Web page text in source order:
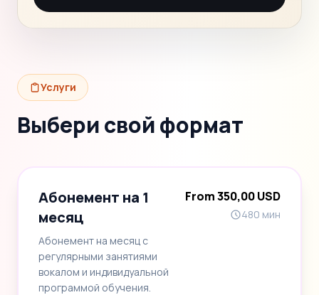
Услуги
Выбери свой формат
Абонемент на 1
месяц
Абонемент на месяц с
регулярными занятиями
вокалом и индивидуальной
программой обучения.
From 350,00 USD
480 мин